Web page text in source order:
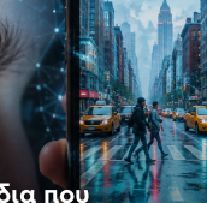
που